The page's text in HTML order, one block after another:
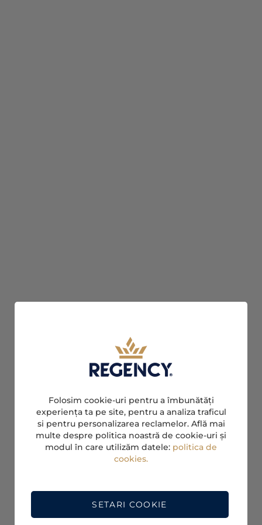
Folosim cookie-uri pentru a îmbunătăți
experiența ta pe site, pentru a analiza traficul
si pentru personalizarea reclamelor. Află mai
multe despre politica noastră de cookie-uri și
modul în care utilizăm datele: politica de
cookies.
SETARI COOKIE